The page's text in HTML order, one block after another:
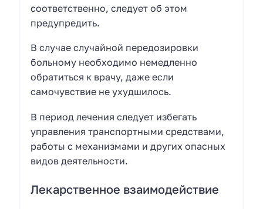
соответственно, следует об этом
предупредить.
В случае случайной передозировки
больному необходимо немедленно
обратиться к врачу, даже если
самочувствие не ухудшилось.
В период лечения следует избегать
управления транспортными средствами,
работы с механизмами и других опасных
видов деятельности.
Лекарственное взаимодействие